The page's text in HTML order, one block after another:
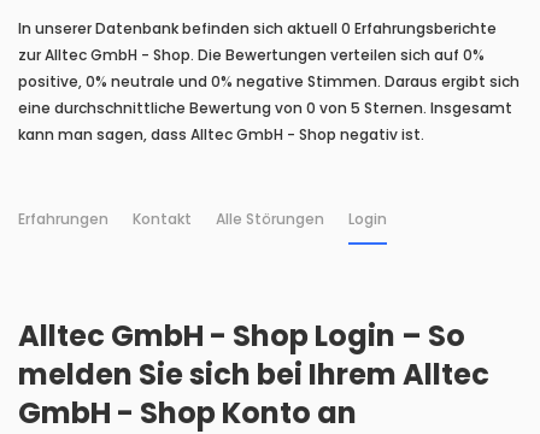
In unserer Datenbank befinden sich aktuell 0 Erfahrungsberichte
zur Alltec GmbH - Shop. Die Bewertungen verteilen sich auf 0%
positive, 0% neutrale und 0% negative Stimmen. Daraus ergibt sich
eine durchschnittliche Bewertung von 0 von 5 Sternen. Insgesamt
kann man sagen, dass Alltec GmbH - Shop negativ ist.
Erfahrungen Kontakt Alle Störungen Login
Alltec GmbH - Shop Login – So
melden Sie sich bei Ihrem Alltec
GmbH - Shop Konto an